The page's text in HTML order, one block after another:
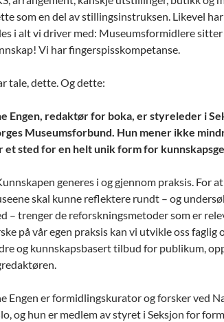
som en del av stillingsinstruksen. Likevel
i alt vi driver med: Museumsformidlere
Vi har fingerspisskompetanse.
tale, dette. Og dette:
Engen, redaktør for boka, er styreleder i
Museumsforbund. Hun mener ikke
et sted for en helt unik form for
generes i og gjennom praksis. For
skal kunne reflektere rundt – og
– trenger de reforskningsmetoder som er
på vår egen praksis kan vi utvikle oss faglig
og kunnskapsbasert tilbud for publikum,
Engen er formidlingskurator og forsker ved
og hun er medlem av styret i Seksjon for